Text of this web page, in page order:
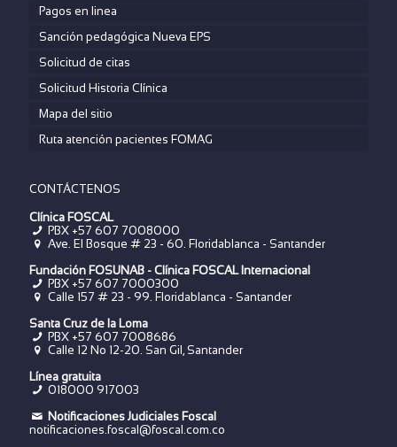
Pagos en linea
Sanción pedagógica Nueva EPS
Solicitud de citas
Solicitud Historia Clínica
Mapa del sitio
Ruta atención pacientes FOMAG
CONTÁCTENOS
Clínica FOSCAL
PBX +57 607 7008000
Ave. El Bosque # 23 - 60. Floridablanca - Santander
Fundación FOSUNAB - Clínica FOSCAL Internacional
PBX +57 607 7000300
Calle 157 # 23 - 99. Floridablanca - Santander
Santa Cruz de la Loma
PBX +57 607 7008686
Calle 12 No 12-20. San Gil, Santander
Línea gratuita
018000 917003
Notificaciones Judiciales Foscal
notificaciones.foscal@foscal.com.co